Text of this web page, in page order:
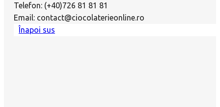
Telefon: (+40)726 81 81 81
Email: contact@ciocolaterieonline.ro
Înapoi sus